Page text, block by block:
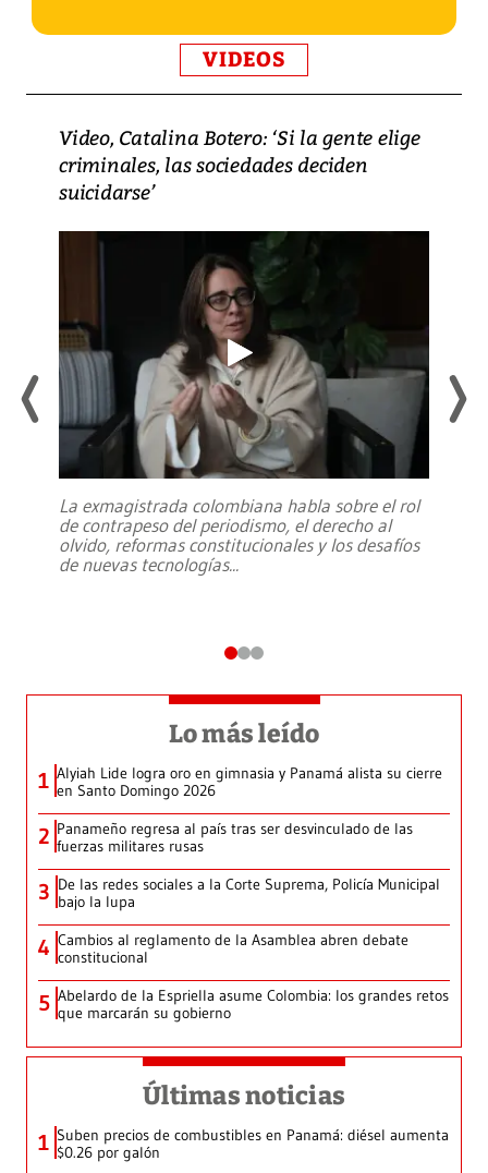
VIDEOS
Video, Catalina Botero: ‘Si la gente elige
criminales, las sociedades deciden
suicidarse’
La exmagistrada colombiana habla sobre el rol
de contrapeso del periodismo, el derecho al
olvido, reformas constitucionales y los desafíos
de nuevas tecnologías...
Lo más leído
1 Alyiah Lide logra oro en gimnasia y Panamá alista su cierre
en Santo Domingo 2026
2 Panameño regresa al país tras ser desvinculado de las
fuerzas militares rusas
3 De las redes sociales a la Corte Suprema, Policía Municipal
bajo la lupa
4 Cambios al reglamento de la Asamblea abren debate
constitucional
5 Abelardo de la Espriella asume Colombia: los grandes retos
que marcarán su gobierno
Últimas noticias
1 Suben precios de combustibles en Panamá: diésel aumenta
$0.26 por galón